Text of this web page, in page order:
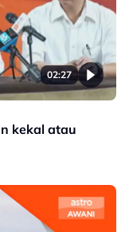
02:27
kekal atau